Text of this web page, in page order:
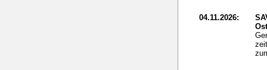
04.11.2026: